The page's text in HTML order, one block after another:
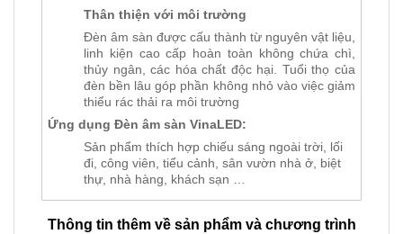
Thân thiện với môi trường
Đèn âm sàn được cấu thành từ nguyên vật liệu,
linh kiện cao cấp hoàn toàn không chứa chì,
thủy ngân, các hóa chất độc hại. Tuổi thọ của
đèn bền lâu góp phần không nhỏ vào việc giảm
thiểu rác thải ra môi trường
Ứng dụng Đèn âm sàn VinaLED:
Sản phẩm thích hợp chiếu sáng ngoài trời, lối
đi, công viên, tiểu cảnh, sân vườn nhà ở, biệt
thự, nhà hàng, khách sạn …
Thông tin thêm về sản phẩm và chương trình